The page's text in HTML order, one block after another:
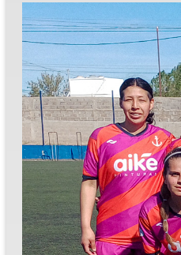
Fútbol
Plantel Profesional
Profesional
Formativas
Femenino
Senior
Deportes
Básquet
Hockey